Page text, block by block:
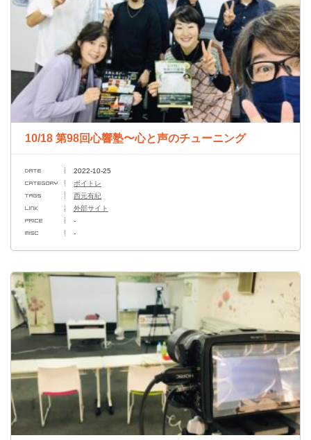
10/18 第98回心響塾〜心と声のチューニング
2022-10-25
ボイトレ
西元有紀
外部サイト
-
-